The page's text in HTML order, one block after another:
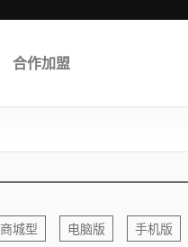
合作加盟
商城型 电脑版 手机版